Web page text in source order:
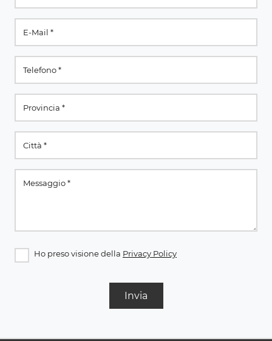
Ho preso visione della Privacy Policy
Invia